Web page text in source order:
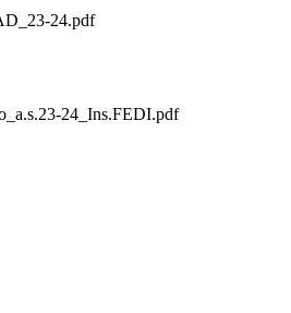
24.pdf
24_Ins.FEDI.pdf